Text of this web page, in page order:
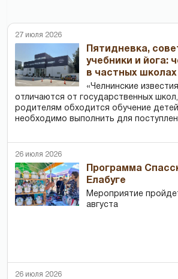
27 июля 2026
Пятидневка,
учебники и йога:
в частных
«Челнинские
отличаются от государственных
родителям обходится обучение детей
необходимо выполнить для
26 июля 2026
Программа
Елабуге
Мероприятие
августа
26 июля 2026